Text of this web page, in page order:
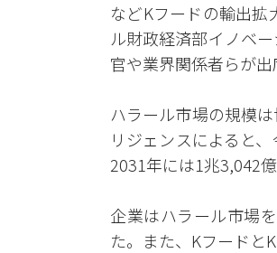
などKフードの輸出
ル財政経済部イノベ
官や業界関係者らが出
ハラール市場の規模
リジェンスによると
2031年には1兆3,042
企業はハラール市場
た。また、Kフードと